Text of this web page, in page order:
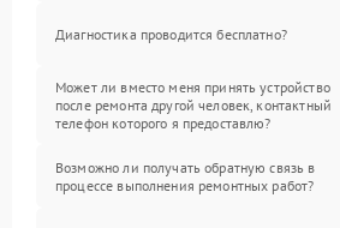
Диагностика проводится бесплатно?
Может ли вместо меня принять устройство
после ремонта другой человек, контактный
телефон которого я предоставлю?
Возможно ли получать обратную связь в
процессе выполнения ремонтных работ?